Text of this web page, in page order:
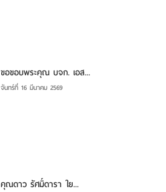
ขอขอบพระคุณ บจก. เอส...
จันทร์ที่ 16 มีนาคม 2569
คุณดาว รัศมิ์ดารา ใย...